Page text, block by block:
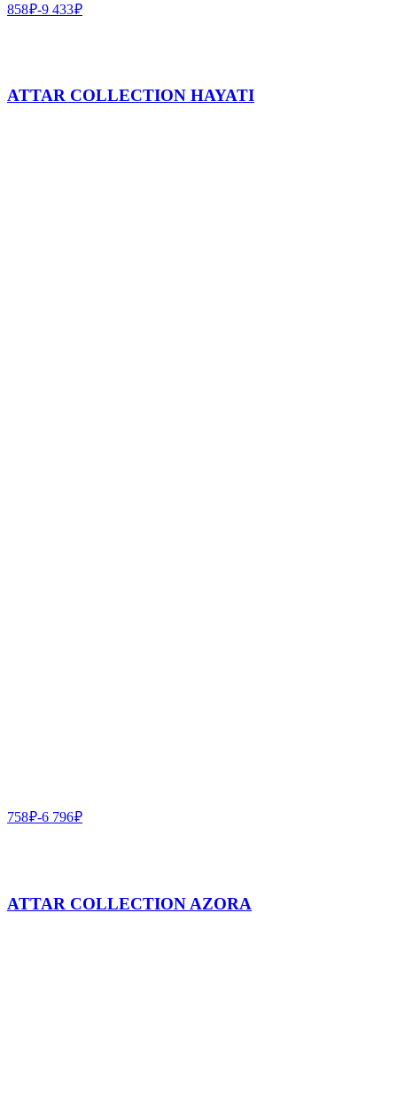
858₽-9 433₽
ATTAR COLLECTION HAYATI
758₽-6 796₽
ATTAR COLLECTION AZORA